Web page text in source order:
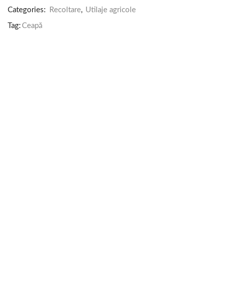
Categories: Recoltare, Utilaje agricole
Tag: Ceapă